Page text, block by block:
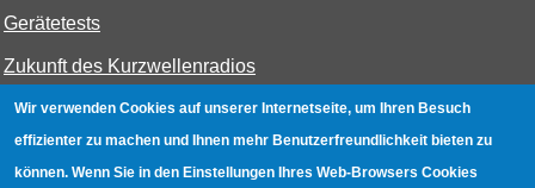
Gerätetests
Zukunft des Kurzwellenradios
W-LAN
Bestenliste
Wir verwenden Cookies auf unserer Internetseite, um Ihren Besuch
effizienter zu machen und Ihnen mehr Benutzerfreundlichkeit bieten zu
können. Wenn Sie in den Einstellungen Ihres Web-Browsers Cookies